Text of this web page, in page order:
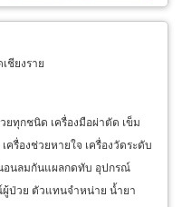
ชียงราย
ทุกชนิด เครื่องมือผ่าตัด เข็ม
ครื่องช่วยหายใจ เครื่องวัดระดับ
อนลมกันแผลกดทับ อุปกรณ์
ป่วย ตัวแทนจำหน่าย น้ำยา